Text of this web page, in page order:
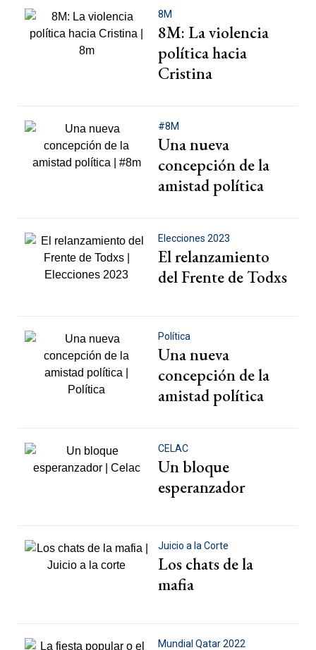
8M
8M: La violencia
política hacia
Cristina
#8M
Una nueva
concepción de la
amistad política
Elecciones 2023
El relanzamiento
del Frente de Todxs
Política
Una nueva
concepción de la
amistad política
CELAC
Un bloque
esperanzador
Juicio a la Corte
Los chats de la
mafia
Mundial Qatar 2022